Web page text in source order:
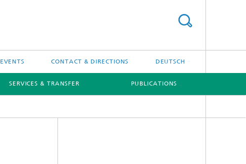
EVENTS CONTACT & DIRECTIONS DEUTSCH
SERVICES & TRANSFER PUBLICATIONS